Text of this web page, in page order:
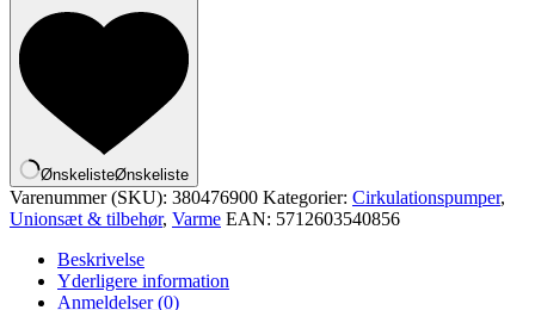
ØnskelisteØnskeliste
Varenummer (SKU): 380476900 Kategorier: Cirkulationspumper,
Unionsæt & tilbehør, Varme EAN: 5712603540856
Beskrivelse
Yderligere information
Anmeldelser (0)